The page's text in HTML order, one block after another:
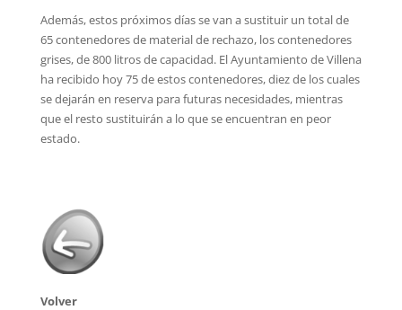
Además, estos próximos días se van a sustituir un total de
65 contenedores de material de rechazo, los contenedores
grises, de 800 litros de capacidad. El Ayuntamiento de Villena
ha recibido hoy 75 de estos contenedores, diez de los cuales
se dejarán en reserva para futuras necesidades, mientras
que el resto sustituirán a lo que se encuentran en peor
estado.
Volver